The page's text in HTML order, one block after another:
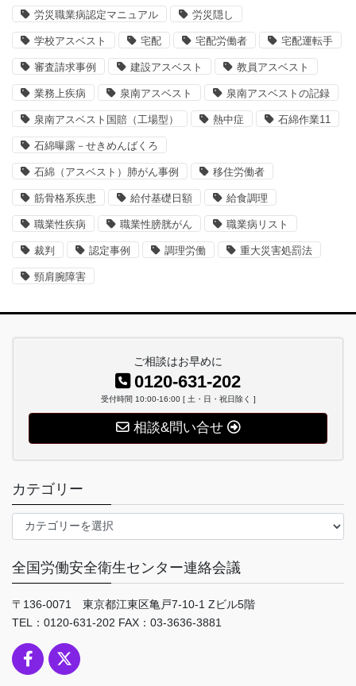
労災職業病認定マニュアル 労災隠し
学校アスベスト 宅配 宅配労働者 宅配運転手
審査請求事例 建設アスベスト 教員アスベスト
業務上疾病 泉南アスベスト 泉南アスベストの記録
泉南アスベスト国賠（工場型） 熱中症 石綿作業11
石綿曝露－せきめんばくろ
石綿（アスベスト）肺がん事例 移住労働者
筋骨格系疾患 給付基礎日額 給食調理
職業性疾病 職業性膀胱がん 職業病リスト
裁判 認定事例 調理労働 重大災害処罰法
頸肩腕障害
ご相談はお早めに
0120-631-202
受付時間 10:00-16:00 [ 土・日・祝日除く ]
相談&問い合せ
カテゴリー
テ
リ
ー
全国労働安全衛生センター連絡会議
〒136-0071 東京都江東区亀戸7-10-1 Zビル5階
TEL：0120-631-202 FAX：03-3636-3881